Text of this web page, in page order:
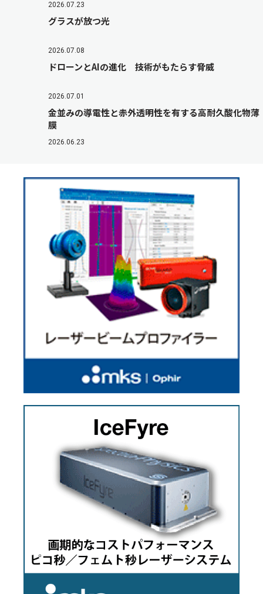
2026.07.23
グラスが放つ光
2026.07.08
ドローンとAIの進化 技術がもたらす脅威
2026.07.01
金並みの導電性と赤外透明性を有する高耐久酸化物薄
膜
2026.06.23